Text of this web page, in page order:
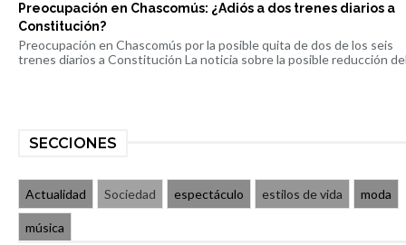
Preocupación en Chascomús: ¿Adiós a dos trenes diarios a
Constitución?
Preocupación en Chascomús por la posible quita de dos de los seis
trenes diarios a Constitución La noticia sobre la posible reducción
SECCIONES
Actualidad Sociedad espectáculo estilos de vida moda
música